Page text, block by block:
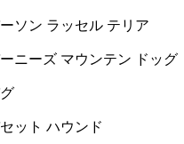
ソン ラッセル テリア
ニーズ マウンテン ドッグ
ット ハウンド